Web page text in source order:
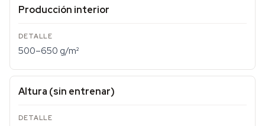
Producción interior
500–650 g/m²
Altura (sin entrenar)